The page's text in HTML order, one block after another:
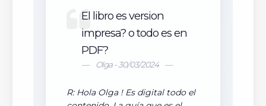
El libro es version
impresa? o todo es en
PDF?
Olga - 30/03/2024
R: Hola Olga ! Es digital todo el